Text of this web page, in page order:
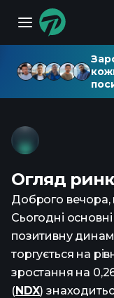
Огляд
Доброго вечора,
Сьогодні
позитивну
торгується на
зростання на
(NDX)